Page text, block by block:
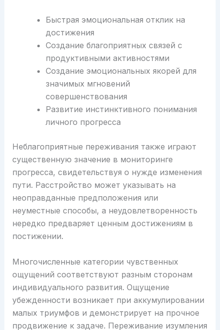
Быстрая эмоциональная отклик на
достижения
Создание благоприятных связей с
продуктивными активностями
Создание эмоциональных якорей для
значимых мгновений
совершенствования
Развитие инстинктивного понимания
личного прогресса
Неблагоприятные переживания также играют
существенную значение в мониторинге
прогресса, свидетельствуя о нужде изменения
пути. Расстройство может указывать на
неоправданные предположения или
неуместные способы, а неудовлетворенность
нередко предваряет ценным достижениям в
постижении.
Многочисленные категории чувственных
ощущений соответствуют разным сторонам
индивидуального развития. Ощущение
убежденности возникает при аккумулировании
малых триумфов и демонстрирует на прочное
продвижение к задаче. Переживание изумления